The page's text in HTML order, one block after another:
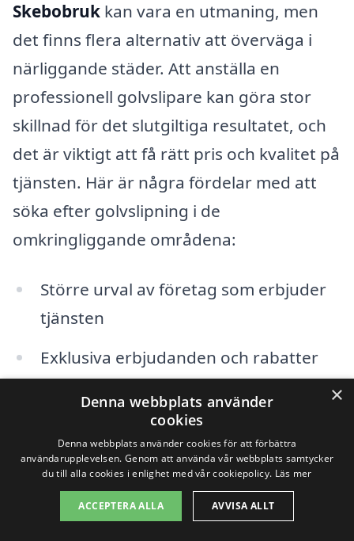
Skebobruk kan vara en utmaning, men
det finns flera alternativ att överväga i
närliggande städer. Att anställa en
professionell golvslipare kan göra stor
skillnad för det slutgiltiga resultatet, och
det är viktigt att få rätt pris och kvalitet på
tjänsten. Här är några fördelar med att
söka efter golvslipning i de
omkringliggande områdena:
Större urval av företag som erbjuder
tjänsten
Exklusiva erbjudanden och rabatter
Erfaring från lokala experter
Kortare resvägar för konsultation och
uppföljning
I närheten av Skebobruk finns flera
×
Denna webbplats använder
cookies
Denna webbplats använder cookies för att förbättra
användarupplevelsen. Genom att använda vår webbplats samtycker
du till alla cookies i enlighet med vår cookiepolicy. Läs mer
ACCEPTERA ALLA AVVISA ALLT